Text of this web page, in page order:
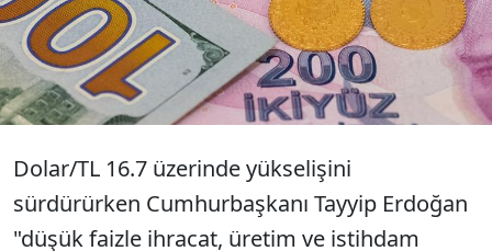
aldığımız diğer tedbirlerin yanı sıra işimize gelen
seviyedeki bir döviz kuruyla cari fazla artırarak
sağlamayı planlıyoruz." demişti.
Dolar/TL 16.7 üzerinde yükselişini
sürdürürken Cumhurbaşkanı Tayyip Erdoğan
"düşük faizle ihracat, üretim ve istihdam